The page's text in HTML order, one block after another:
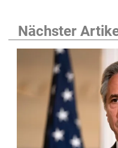
Nächster